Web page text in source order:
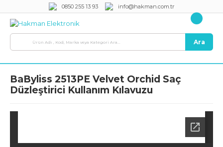
0850 255 13 93 info@hakman.com.tr
Ara
BaByliss 2513PE Velvet Orchid Saç
Düzleştirici Kullanım Kılavuzu